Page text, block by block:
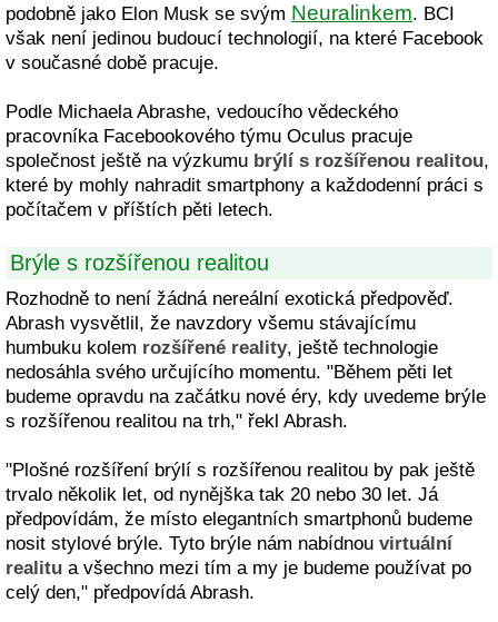
podobně jako Elon Musk se svým Neuralinkem. BCI
však není jedinou budoucí technologií, na které Facebook
v současné době pracuje.
Podle Michaela Abrashe, vedoucího vědeckého
pracovníka Facebookového týmu Oculus pracuje
společnost ještě na výzkumu brýlí s rozšířenou realitou,
které by mohly nahradit smartphony a každodenní práci s
počítačem v příštích pěti letech.
Brýle s rozšířenou realitou
Rozhodně to není žádná nereální exotická předpověď.
Abrash vysvětlil, že navzdory všemu stávajícímu
humbuku kolem rozšířené reality, ještě technologie
nedosáhla svého určujícího momentu. "Během pěti let
budeme opravdu na začátku nové éry, kdy uvedeme brýle
s rozšířenou realitou na trh," řekl Abrash.
"Plošné rozšíření brýlí s rozšířenou realitou by pak ještě
trvalo několik let, od nynějška tak 20 nebo 30 let. Já
předpovídám, že místo elegantních smartphonů budeme
nosit stylové brýle. Tyto brýle nám nabídnou virtuální
realitu a všechno mezi tím a my je budeme používat po
celý den," předpovídá Abrash.